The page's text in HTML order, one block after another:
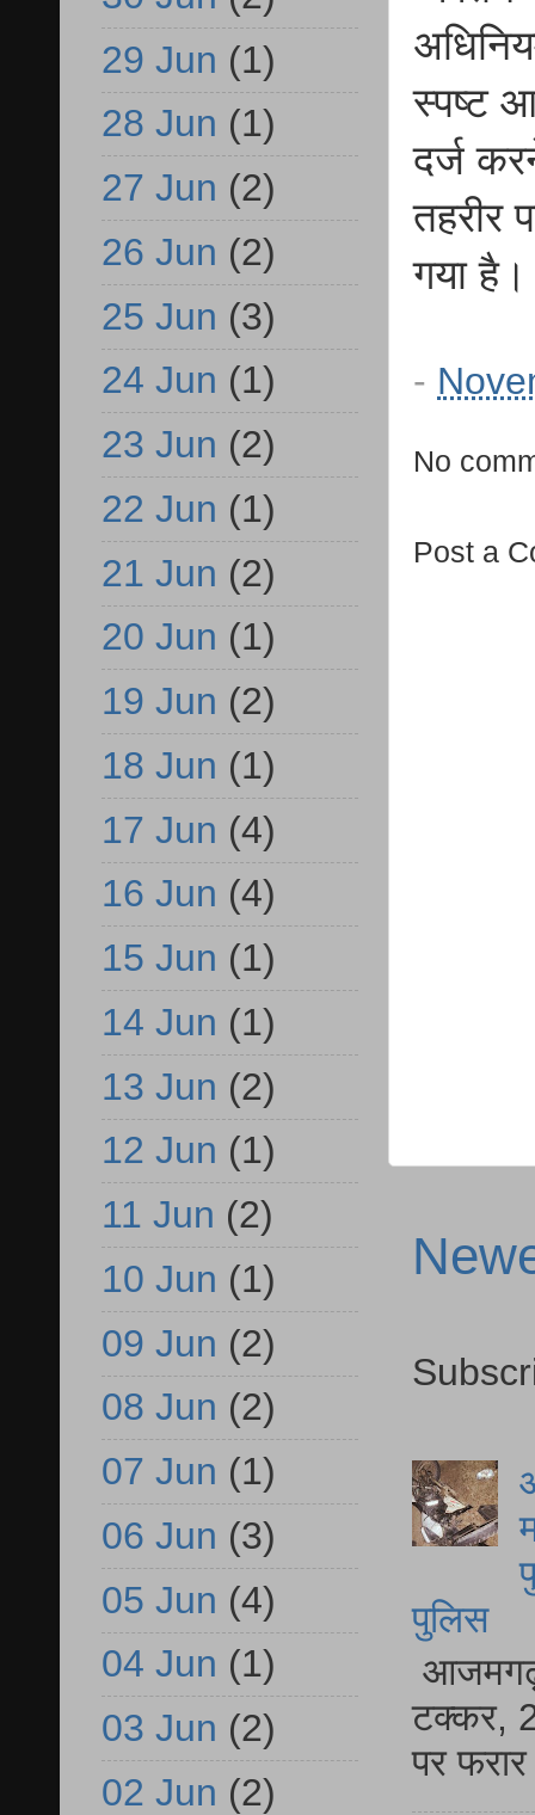
स्पष्ट
दर्ज
तहरीर
गया है।
-
No
Post a
पुलिस
आजमगढ़
टक्कर,
पर
29 Jun (1)
28 Jun (1)
27 Jun (2)
26 Jun (2)
25 Jun (3)
24 Jun (1)
23 Jun (2)
22 Jun (1)
21 Jun (2)
20 Jun (1)
19 Jun (2)
18 Jun (1)
17 Jun (4)
16 Jun (4)
15 Jun (1)
14 Jun (1)
13 Jun (2)
12 Jun (1)
11 Jun (2)
10 Jun (1)
09 Jun (2)
08 Jun (2)
07 Jun (1)
06 Jun (3)
05 Jun (4)
04 Jun (1)
03 Jun (2)
02 Jun (2)